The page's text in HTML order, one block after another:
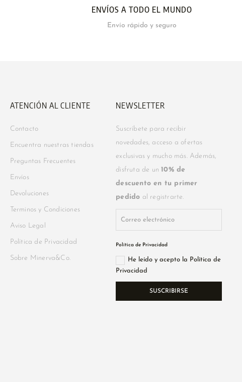
ENVÍOS A TODO EL MUNDO
Envío rápido y seguro
ATENCIÓN AL CLIENTE
Contacto
Encuentra nuestras tiendas
Preguntas Frecuentes
Envíos
Devoluciones
Terminos y Condiciones
Aviso Legal
Política de Privacidad
Sobre Minerva&Co.
NEWSLETTER
Suscríbete para recibir
novedades, acceso a ofertas
exclusivas y mucho más. Además,
disfruta de un10% de
descuento en tu primer
pedido al registrarte.
Política de Privacidad
He leído y acepto la Política de
Privacidad
SUSCRIBIRSE